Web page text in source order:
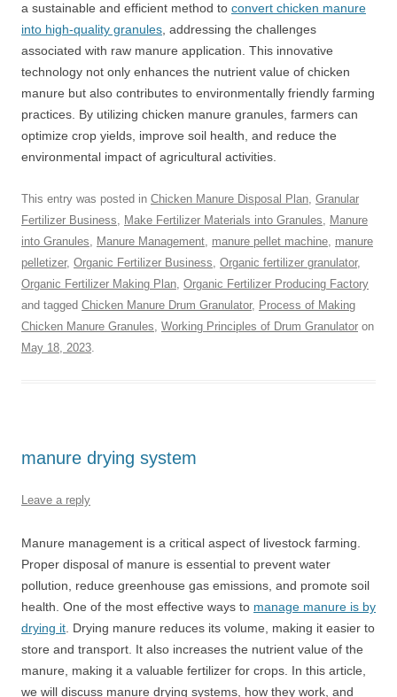
a sustainable and efficient method to convert chicken manure
into high-quality granules , addressing the challenges
associated with raw manure application. This innovative
technology not only enhances the nutrient value of chicken
manure but also contributes to environmentally friendly farming
practices. By utilizing chicken manure granules, farmers can
optimize crop yields, improve soil health, and reduce the
environmental impact of agricultural activities.
This entry was posted in Chicken Manure Disposal Plan, Granular
Fertilizer Business, Make Fertilizer Materials into Granules, Manure
into Granules, Manure Management, manure pellet machine, manure
pelletizer, Organic Fertilizer Business, Organic fertilizer granulator,
Organic Fertilizer Making Plan, Organic Fertilizer Producing Factory
and tagged Chicken Manure Drum Granulator, Process of Making
Chicken Manure Granules, Working Principles of Drum Granulator on
May 18, 2023.
manure drying system
Leave a reply
Manure management is a critical aspect of livestock farming.
Proper disposal of manure is essential to prevent water
pollution, reduce greenhouse gas emissions, and promote soil
health. One of the most effective ways to manage manure is by
drying it . Drying manure reduces its volume, making it easier to
store and transport. It also increases the nutrient value of the
manure, making it a valuable fertilizer for crops. In this article,
we will discuss manure drying systems, how they work, and